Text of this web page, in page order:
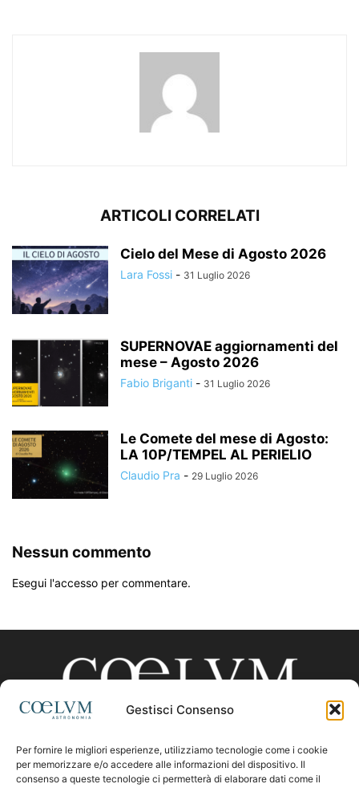
Gestisci Consenso
Per fornire le migliori esperienze, utilizziamo tecnologie come i cookie
per memorizzare e/o accedere alle informazioni del dispositivo. Il
consenso a queste tecnologie ci permetterà di elaborare dati come il
ARTICOLI CORRELATI
Cielo del Mese di Agosto 2026
Lara Fossi - 31 Luglio 2026
SUPERNOVAE aggiornamenti del
mese – Agosto 2026
Fabio Briganti - 31 Luglio 2026
Le Comete del mese di Agosto:
LA 10P/TEMPEL AL PERIELIO
Claudio Pra - 29 Luglio 2026
Nessun commento
Esegui l'accesso per commentare.
CHI SIAMO